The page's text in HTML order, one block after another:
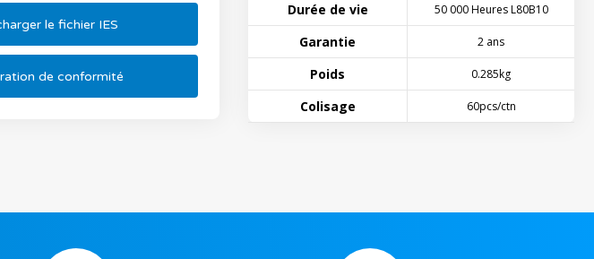
le fichier IES
de conformité
Durée de vie 50 000 Heures L80B10
Garantie 2 ans
Poids 0.285kg
Colisage 60pcs/ctn